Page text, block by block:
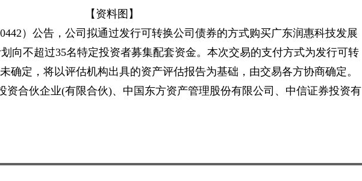
【资料图】
）公告，公司拟通过发行可转换公司债券的方式购买广东润惠科技发展
向不超过35名特定投资者募集配套资金。本次交易的支付方式为发行可转
确定，将以评估机构出具的资产评估报告为基础，由交易各方协商确定。
资合伙企业(有限合伙)、中国东方资产管理股份有限公司、中信证券投资有